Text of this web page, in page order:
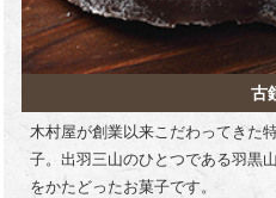
古
木村屋が創業以来こだわってきた
子。出羽三山のひとつである羽黒
をかたどったお菓子です。